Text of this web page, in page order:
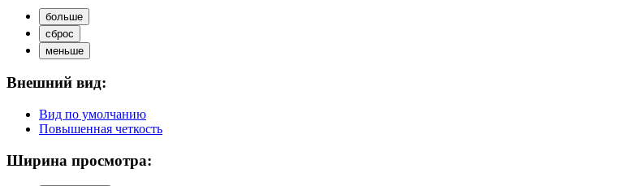
больше
сброс
меньше
Внешний вид:
Вид по умолчанию
Повышенная четкость
Ширина просмотра: